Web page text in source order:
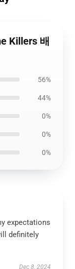
Killers 배
56%
44%
0%
0%
0%
expectations
definitely
Dec 8, 2024